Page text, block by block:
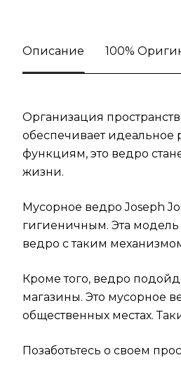
Описание 100%
Организация
обеспечивает идеальное
функциям, это ведро
жизни.
Мусорное ведро Joseph
гигиеничным. Эта модель
ведро с таким
Кроме того, ведро
магазины. Это мусорное
общественных местах.
Позаботьтесь о своем